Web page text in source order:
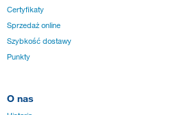
Certyfikaty
Sprzedaż online
Szybkość dostawy
Punkty
O nas